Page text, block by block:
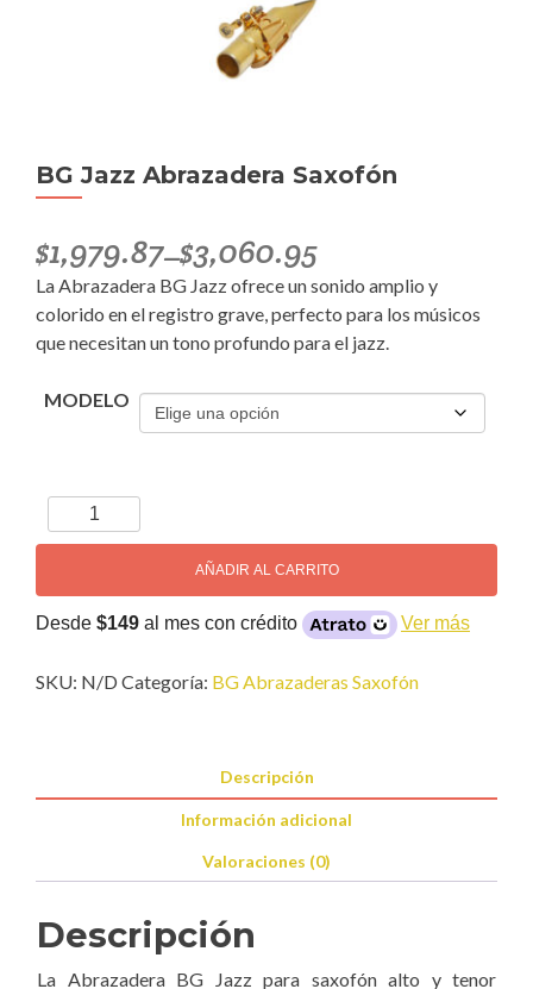
BG Jazz Abrazadera Saxofón
$1,979.87–$3,060.95
La Abrazadera BG Jazzofrece un sonido amplio y
colorido en el registro grave, perfecto para los músicos
que necesitan un tono profundo para el jazz.
MODELO
Jazz
Saxofón
cantidad
AÑADIR AL CARRITO
Desde $149 al mes con crédito Ver más
SKU: N/D Categoría: BG Abrazaderas Saxofón
Descripción
Información adicional
Valoraciones (0)
Descripción
La Abrazadera BG Jazz para saxofón alto y tenor